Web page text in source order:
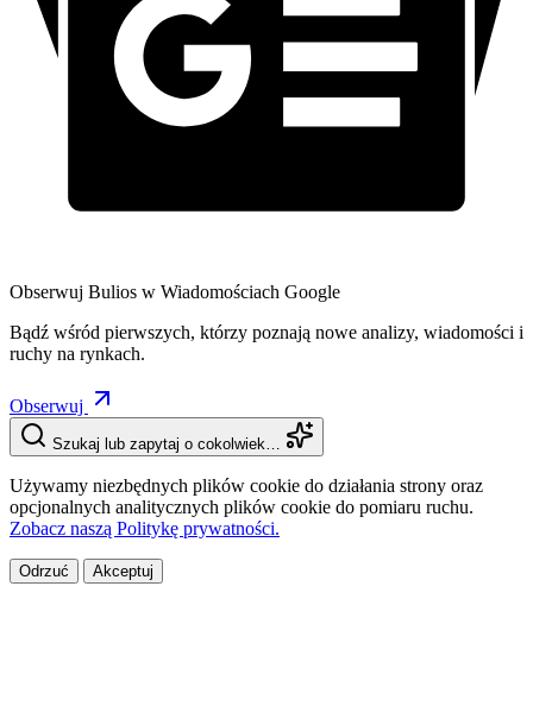
Obserwuj Bulios w Wiadomościach Google
Bądź wśród pierwszych, którzy poznają nowe analizy, wiadomości i
ruchy na rynkach.
Obserwuj
Szukaj lub zapytaj o cokolwiek…
Używamy niezbędnych plików cookie do działania strony oraz
opcjonalnych analitycznych plików cookie do pomiaru ruchu.
Zobacz naszą Politykę prywatności.
Odrzuć Akceptuj